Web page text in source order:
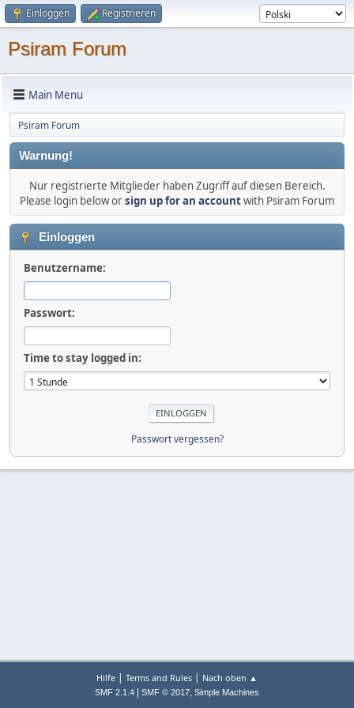
Einloggen Registrieren
Psiram Forum
Main Menu
Psiram Forum
Warnung!
Nur registrierte Mitglieder haben Zugriff auf diesen Bereich.
Please login below orsign up for an accountwith Psiram Forum
Einloggen
Benutzername:
Passwort:
Time to stay logged in:
Passwort vergessen?
Hilfe | Terms and Rules | Nach oben ▲
SMF 2.1.4 SMF © 2017, Simple Machines